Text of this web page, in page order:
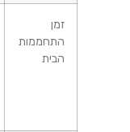
התחממות
מהיר
בזכות
של